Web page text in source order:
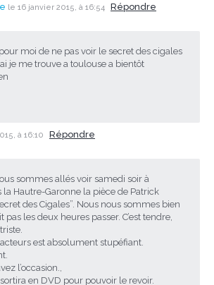
le 16 janvier 2015, à 16:54 Répondre
moi de ne pas voir le secret des cigales
je me trouve a toulouse a bientôt
à 16:10 Répondre
sommes allés voir samedi soir à
la Hautre-Garonne la pièce de Patrick
des Cigales”. Nous nous sommes bien
pas les deux heures passer. C’est tendre,
est absolument stupéfiant.
l’occasion.,
sortira en DVD pour pouvoir le revoir.